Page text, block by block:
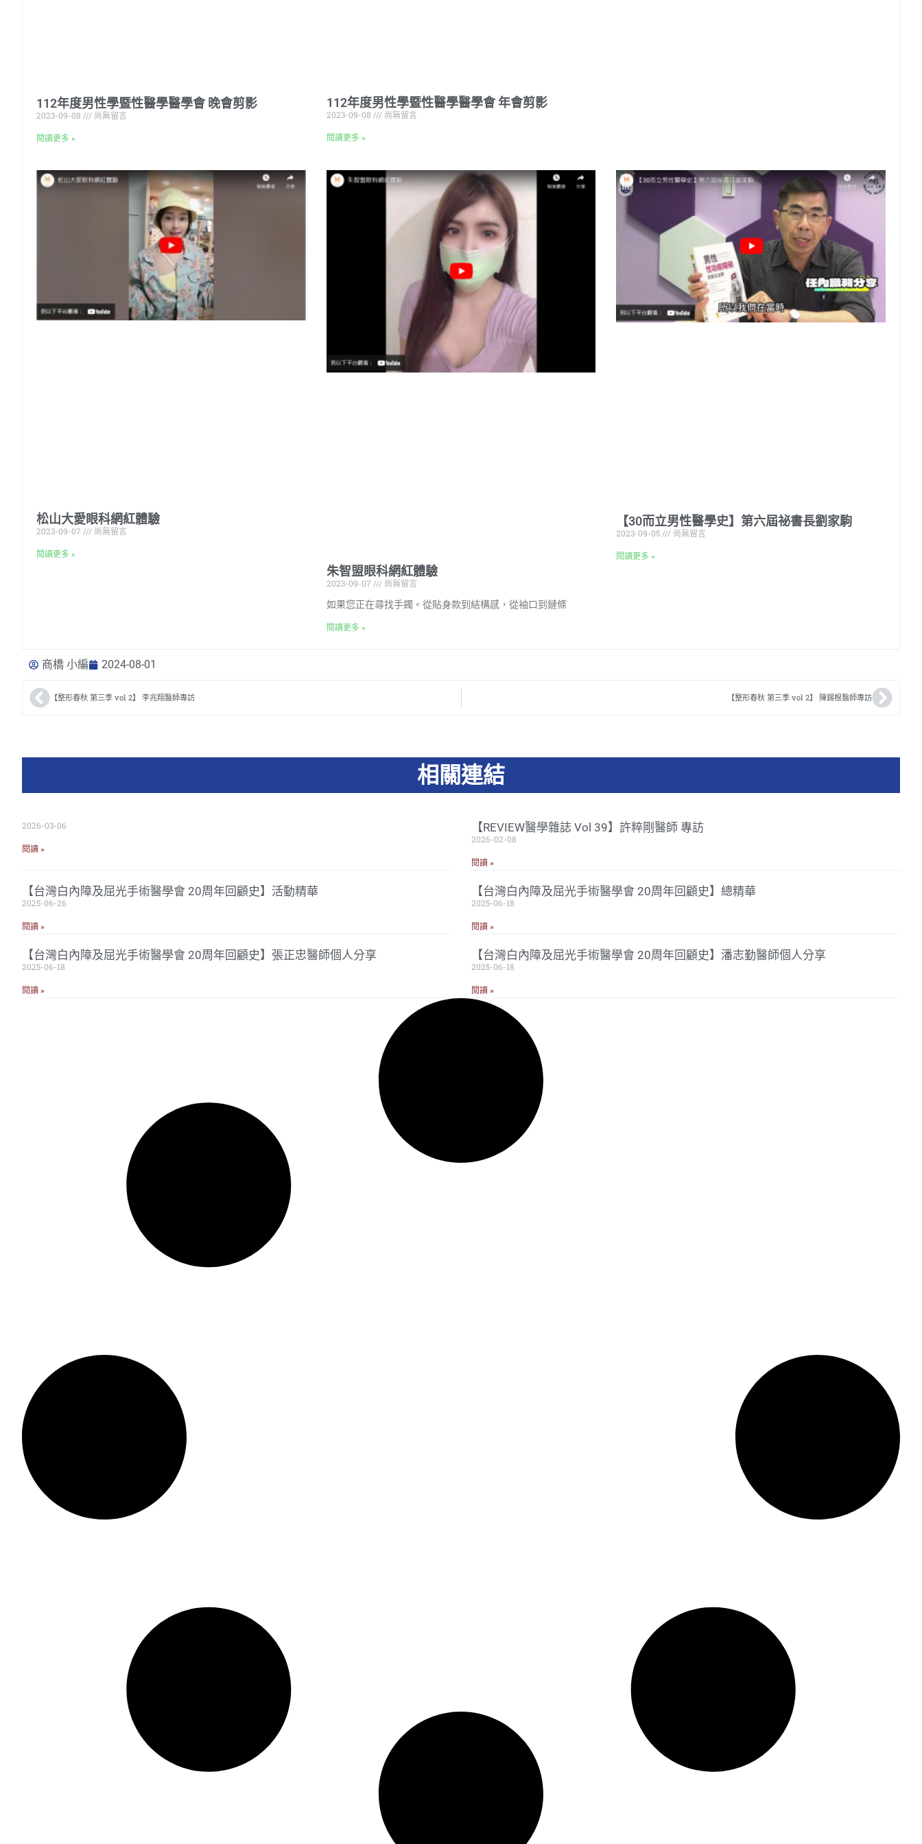
112年度男性學暨性醫學醫學會 晚會剪影
2023-09-08 尚無留言
閱讀更多 »
112年度男性學暨性醫學醫學會 年會剪影
2023-09-08 尚無留言
閱讀更多 »
松山大愛眼科網紅體驗
2023-09-07 尚無留言
閱讀更多 »
朱智盟眼科網紅體驗
2023-09-07
尚無留言
如果您正在尋找手鐲。從貼身款到結構感，從袖口到鏈條
閱讀更多 »
【30而立男性醫學史】第六屆祕書長劉家駒
2023-09-05 尚無留言
閱讀更多 »
商橋 小編 2024-08-01
【整形春秋 第三季 vol 2】 李兆翔醫師專訪 【整形春秋 第三季 vol 2】 陳錫根醫師專訪
相關連結
2026-03-06
閱讀 »
【REVIEW醫學雜誌 Vol 39】許粹剛醫師 專訪
2026-02-08
閱讀 »
【台灣白內障及屈光手術醫學會 20周年回顧史】活動精華
2025-06-26
閱讀 »
【台灣白內障及屈光手術醫學會 20周年回顧史】總精華
2025-06-18
閱讀 »
【台灣白內障及屈光手術醫學會 20周年回顧史】張正忠醫師個人分享
2025-06-18
閱讀 »
【台灣白內障及屈光手術醫學會 20周年回顧史】潘志勤醫師個人分享
2025-06-18
閱讀 »